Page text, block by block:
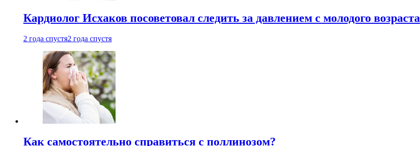
Кардиолог Исхаков посоветовал следить за давлением с молодого возраста
2 года спустя2 года спустя
Как самостоятельно справиться с поллинозом?